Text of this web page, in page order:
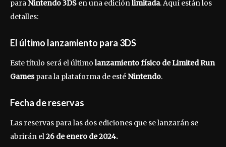
para Nintendo 3DS en una ediciónlimitada. Aquí están los
detalles:
El último lanzamiento para 3DS
Este título será el últimolanzamiento físico de Limited Run
Gamespara la plataforma de esté Nintendo.
Fecha de reservas
Las reservas para las dos ediciones que se lanzarán se
abrirán el26 de enero de 2024.